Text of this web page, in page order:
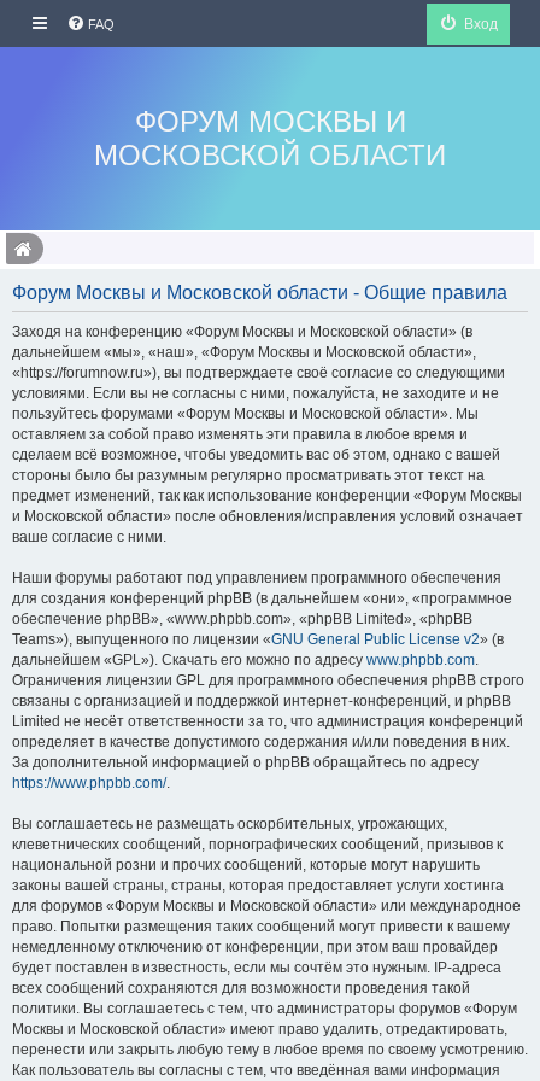
FAQ Вход
ФОРУМ МОСКВЫ И
МОСКОВСКОЙ ОБЛАСТИ
Форум Москвы и Московской области - Общие правила
Заходя на конференцию «Форум Москвы и Московской области» (в
дальнейшем «мы», «наш», «Форум Москвы и Московской области»,
«https://forumnow.ru»), вы подтверждаете своё согласие со следующими
условиями. Если вы не согласны с ними, пожалуйста, не заходите и не
пользуйтесь форумами «Форум Москвы и Московской области». Мы
оставляем за собой право изменять эти правила в любое время и
сделаем всё возможное, чтобы уведомить вас об этом, однако с вашей
стороны было бы разумным регулярно просматривать этот текст на
предмет изменений, так как использование конференции «Форум Москвы
и Московской области» после обновления/исправления условий означает
ваше согласие с ними.
Наши форумы работают под управлением программного обеспечения
для создания конференций phpBB (в дальнейшем «они», «программное
обеспечение phpBB», «www.phpbb.com», «phpBB Limited», «phpBB
Teams»), выпущенного по лицензии «GNU General Public License v2» (в
дальнейшем «GPL»). Скачать его можно по адресу www.phpbb.com.
Ограничения лицензии GPL для программного обеспечения phpBB строго
связаны с организацией и поддержкой интернет-конференций, и phpBB
Limited не несёт ответственности за то, что администрация конференций
определяет в качестве допустимого содержания и/или поведения в них.
За дополнительной информацией о phpBB обращайтесь по адресу
https://www.phpbb.com/.
Вы соглашаетесь не размещать оскорбительных, угрожающих,
клеветнических сообщений, порнографических сообщений, призывов к
национальной розни и прочих сообщений, которые могут нарушить
законы вашей страны, страны, которая предоставляет услуги хостинга
для форумов «Форум Москвы и Московской области» или международное
право. Попытки размещения таких сообщений могут привести к вашему
немедленному отключению от конференции, при этом ваш провайдер
будет поставлен в известность, если мы сочтём это нужным. IP-адреса
всех сообщений сохраняются для возможности проведения такой
политики. Вы соглашаетесь с тем, что администраторы форумов «Форум
Москвы и Московской области» имеют право удалить, отредактировать,
перенести или закрыть любую тему в любое время по своему усмотрению.
Как пользователь вы согласны с тем, что введённая вами информация